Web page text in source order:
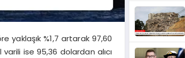
yaklaşık %1,7 artarak 97,60
ise 95,36 dolardan alıcı